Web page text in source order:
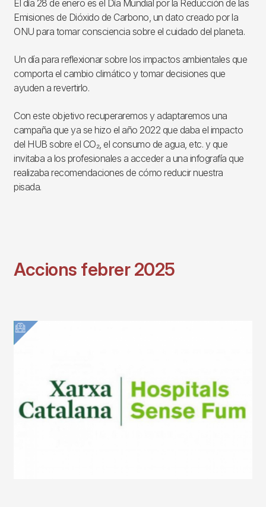
El día 28 de enero es el Día Mundial por la Reducción de las
Emisiones de Dióxido de Carbono, un dato creado por la
ONU para tomar consciencia sobre el cuidado del planeta.
Un día para reflexionar sobre los impactos ambientales que
comporta el cambio climático y tomar decisiones que
ayuden a revertirlo.
Con este objetivo recuperaremos y adaptaremos una
campaña que ya se hizo el año 2022 que daba el impacto
del HUB sobre el CO₂, el consumo de agua, etc. y que
invitaba a los profesionales a acceder a una infografía que
realizaba recomendaciones de cómo reducir nuestra
pisada.
Accions febrer 2025